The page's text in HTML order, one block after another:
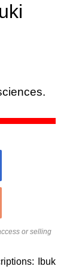
or selling
Ibuk